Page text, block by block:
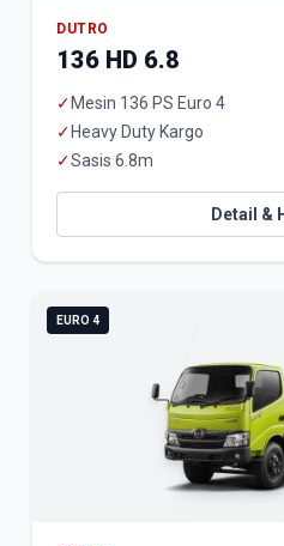
DUTRO
136 HD 6.8
✓ Mesin 136 PS Euro 4
✓ Heavy Duty Kargo
✓Sasis 6.8m
Detail &
EURO 4